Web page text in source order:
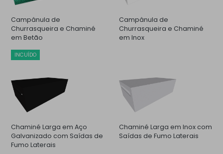
Campânula de
Churrasqueira e Chaminé
em Betão
INCUÍDO
Campânula de
Churrasqueira e Chaminé
em Inox
Chaminé Larga em Aço
Galvanizado com Saídas de
Fumo Laterais
Chaminé Larga em Inox com
Saídas de Fumo Laterais